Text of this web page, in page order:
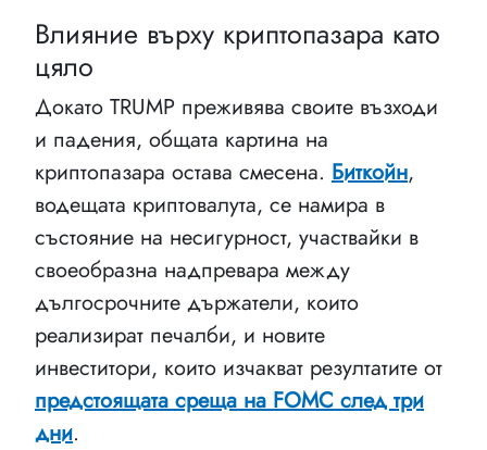
Влияние върху криптопазара като
цяло
Докато TRUMP преживява своите възходи
и падения, общата картина на
криптопазара остава смесена. Биткойн,
водещата криптовалута, се намира в
състояние на несигурност, участвайки в
своеобразна надпревара между
дългосрочните държатели, които
реализират печалби, и новите
инвеститори, които изчакват резултатите от
предстоящата среща на FOMC след три
дни.